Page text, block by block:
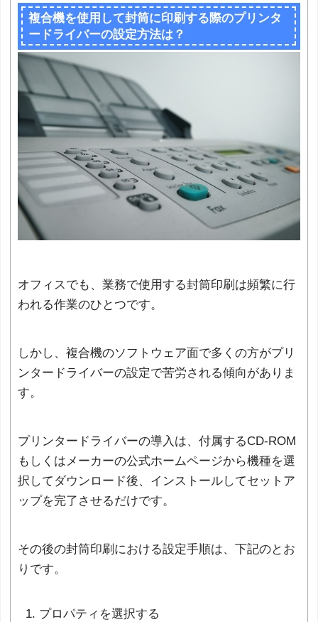
複合機を使用して封筒に印刷する際のプリンタ
ードライバーの設定方法は？
オフィスでも、業務で使用する封筒印刷は頻繁に行
われる作業のひとつです。
しかし、複合機のソフトウェア面で多くの方がプリ
ンタードライバーの設定で苦労される傾向がありま
す。
プリンタードライバーの導入は、付属するCD-ROM
もしくはメーカーの公式ホームページから機種を選
択してダウンロード後、インストールしてセットア
ップを完了させるだけです。
その後の封筒印刷における設定手順は、下記のとお
りです。
プロパティを選択する